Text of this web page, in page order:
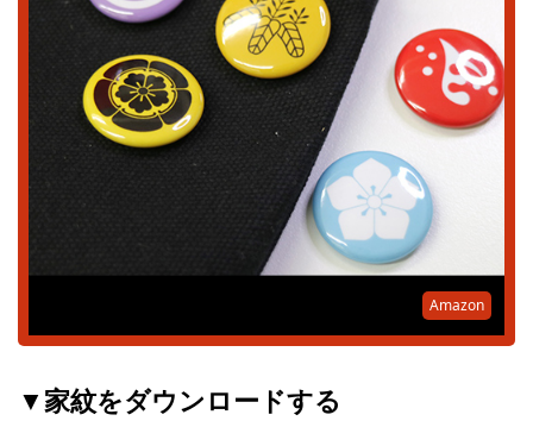
Amazon
▼家紋をダウンロードする